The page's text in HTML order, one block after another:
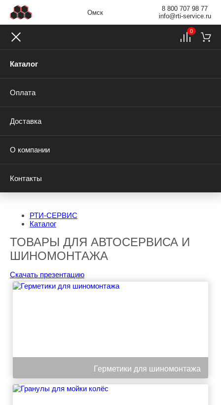
Омск
8 800 707 98 77
info@rti-service.ru
Каталог
Оплата
Доставка
О компании
Контакты
0
РТИ-СЕРВИС
Каталог
ТОВАРЫ ДЛЯ АВТОСЕРВИСА И
ШИНОМОНТАЖА
Скачать презентацию
Герметики для шиномонтажа